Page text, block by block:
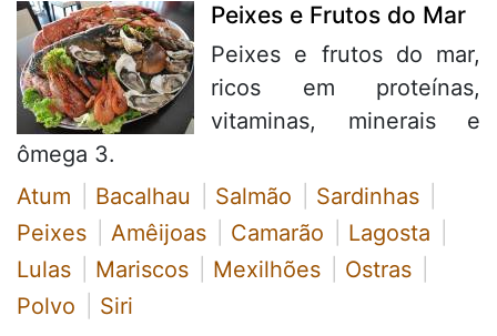
Peixes e Frutos do Mar
Peixes e frutos do mar,
ricos em proteínas,
vitaminas, minerais e
ômega 3.
Atum
Bacalhau Salmão
Sardinhas
Peixes
Amêijoas Camarão
Lagosta
Lulas
Mariscos Mexilhões
Ostras
Polvo
Siri